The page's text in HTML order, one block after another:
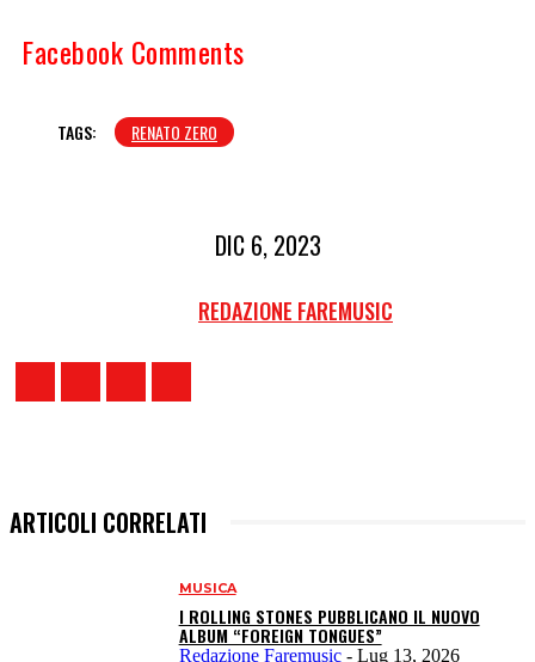
Facebook Comments
TAGS: RENATO ZERO
DIC 6, 2023
REDAZIONE FAREMUSIC
ARTICOLI CORRELATI
MUSICA
I ROLLING STONES PUBBLICANO IL NUOVO
ALBUM “FOREIGN TONGUES”
Redazione Faremusic - Lug 13, 2026